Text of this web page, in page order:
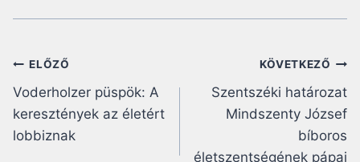
Bejegyzés
navigáció
ELŐZŐ
Voderholzer püspök: A
keresztények az életért
lobbiznak
KÖVETKEZŐ
Szentszéki határozat
Mindszenty József
bíboros
életszentségének pápai